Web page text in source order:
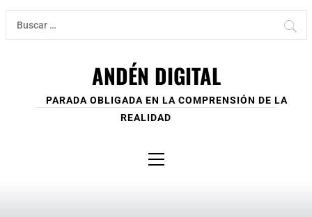
Ir
contenido
Buscar:
ANDÉN DIGITAL
PARADA OBLIGADA EN LA COMPRENSIÓN DE LA
REALIDAD
principal